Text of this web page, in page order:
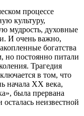
процессе
культуру,
мудрость, духовные
И очень важно,
богатства
но постоянно питали
Трагедия
в том, что
начала ХХ века,
была прервана
неизвестной